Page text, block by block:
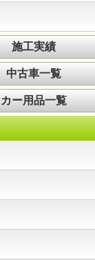
施工実績
中古車一覧
カー用品一覧